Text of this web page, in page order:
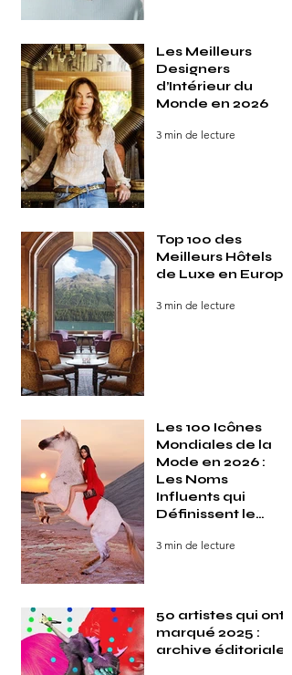
Les Meilleurs
Designers
d’Intérieur du
Monde en 2026
3 min de lecture
Top 100 des
Meilleurs Hôtels
de Luxe en Europe
3 min de lecture
Les 100 Icônes
Mondiales de la
Mode en 2026 :
Les Noms
Influents qui
Définissent le
Monde
3 min de lecture
50 artistes qui ont
marqué 2025 :
archive éditoriale